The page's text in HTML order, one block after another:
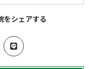
をシェアする